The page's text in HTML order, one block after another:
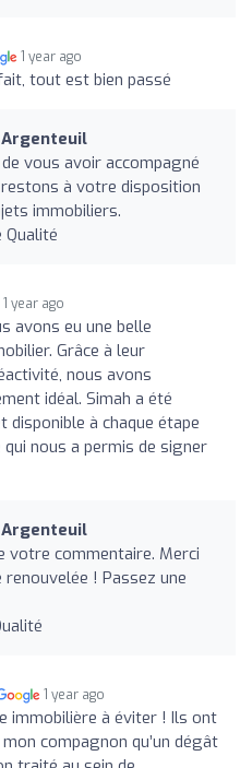
1 year ago
tout est bien passé
vous avoir accompagné
à votre disposition
immobiliers.
Qualité
1 year ago
avons eu une belle
Grâce à leur
nous avons
idéal. Simah a été
à chaque étape
nous a permis de signer
votre commentaire. Merci
! Passez une
1 year ago
immobilière à éviter ! Ils ont
compagnon qu’un dégât